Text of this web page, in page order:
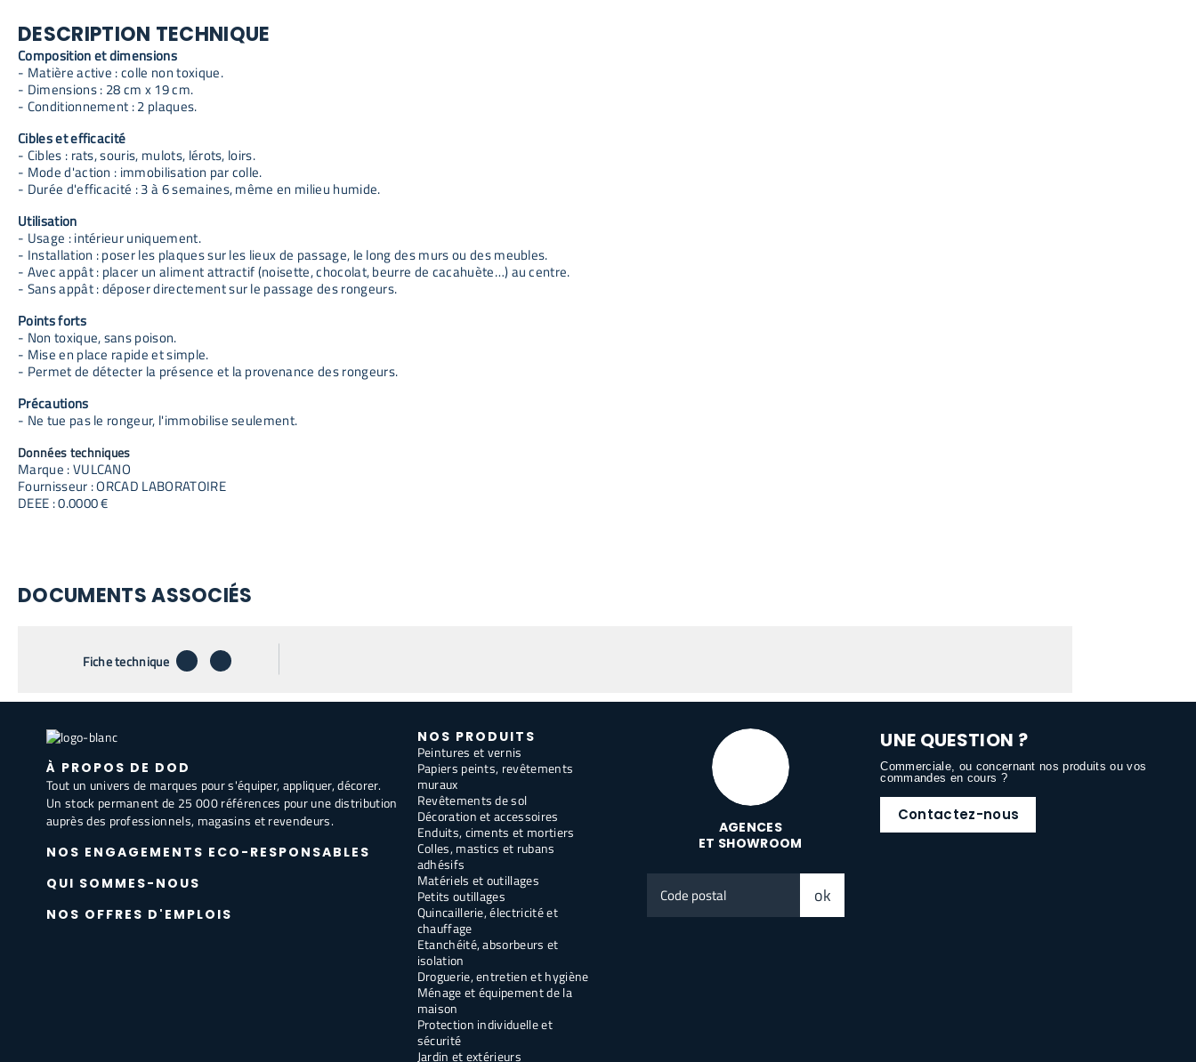
DESCRIPTION TECHNIQUE
Composition et dimensions
- Matière active : colle non toxique.
- Dimensions : 28 cm x 19 cm.
- Conditionnement : 2 plaques.
Cibles et efficacité
- Cibles : rats, souris, mulots, lérots, loirs.
- Mode d'action : immobilisation par colle.
- Durée d'efficacité : 3 à 6 semaines, même en milieu humide.
Utilisation
- Usage : intérieur uniquement.
- Installation : poser les plaques sur les lieux de passage, le long des murs ou des meubles.
- Avec appât : placer un aliment attractif (noisette, chocolat, beurre de cacahuète…) au centre.
- Sans appât : déposer directement sur le passage des rongeurs.
Points forts
- Non toxique, sans poison.
- Mise en place rapide et simple.
- Permet de détecter la présence et la provenance des rongeurs.
Précautions
- Ne tue pas le rongeur, l'immobilise seulement.
Données techniques
Marque : VULCANO
Fournisseur : ORCAD LABORATOIRE
DEEE : 0.0000 €
DOCUMENTS ASSOCIÉS
Fiche technique téléchargerenvoyer par email
À PROPOS DE DOD
Tout un univers de marques pour s'équiper, appliquer, décorer.
Un stock permanent de 25 000 références pour une distribution
auprès des professionnels, magasins et revendeurs.
NOS ENGAGEMENTS ECO-RESPONSABLES
QUI SOMMES-NOUS
NOS OFFRES D'EMPLOIS
NOS PRODUITS
Peintures et vernis
Papiers peints, revêtements
muraux
Revêtements de sol
Décoration et accessoires
Enduits, ciments et mortiers
Colles, mastics et rubans
adhésifs
Matériels et outillages
Petits outillages
Quincaillerie, électricité et
chauffage
Etanchéité, absorbeurs et
isolation
Droguerie, entretien et hygiène
Ménage et équipement de la
maison
Protection individuelle et
sécurité
Jardin et extérieurs
AGENCES
ET SHOWROOM
postal
ok
UNE QUESTION ?
Commerciale, ou concernant nos produits ou vos
commandes en cours ?
Contactez-nous